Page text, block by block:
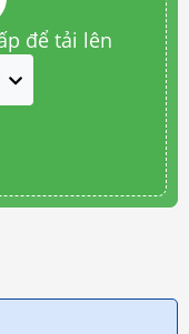
để tải lên